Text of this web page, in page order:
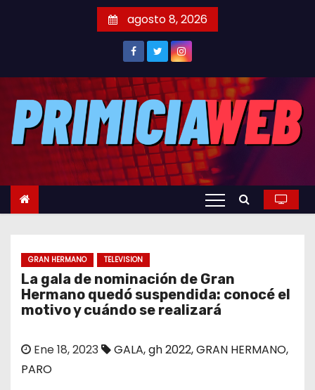
o
agosto 8, 2026
GRAN HERMANO TELEVISION
La gala de nominación de Gran
Hermano quedó suspendida: conocé el
motivo y cuándo se realizará
Ene 18, 2023 GALA,gh 2022,GRAN HERMANO,
PARO